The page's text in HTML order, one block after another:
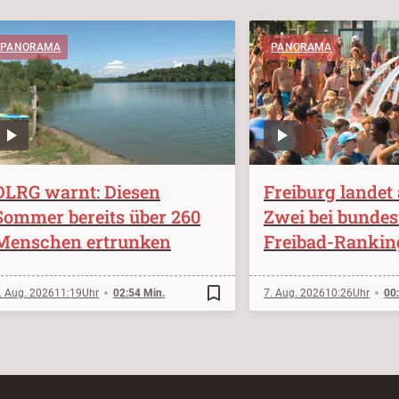
PANORAMA
warnt: Diesen
bereits über 260
ertrunken
Aug. 202611:19 02:54 Min. bookmark_border
PANORAMA
Freiburg landet
Zwei bei
Freibad-
7. Aug. 202610:26